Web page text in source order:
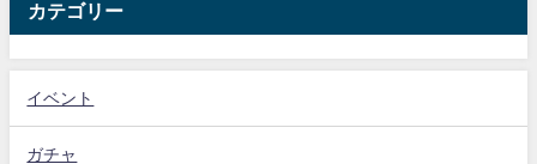
カテゴリー
イベント
ガチャ